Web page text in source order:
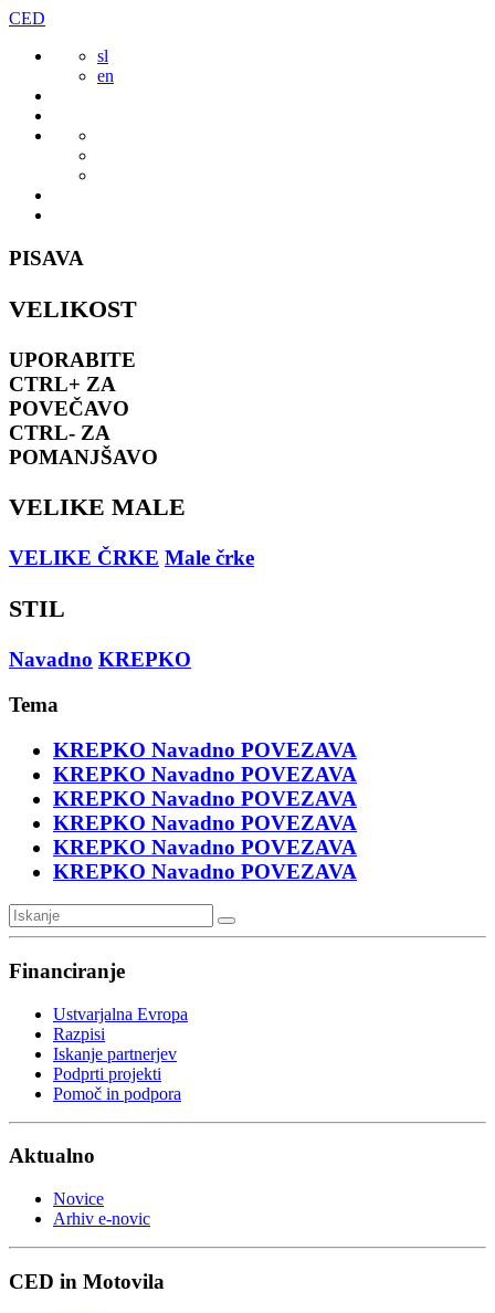
Preskoči
vsebine
CED
sl
en
PISAVA
VELIKOST
UPORABITE
CTRL+ ZA
POVEČAVO
CTRL- ZA
POMANJŠAVO
VELIKE MALE
VELIKE ČRKE Male črke
STIL
Navadno KREPKO
Tema
KREPKO Navadno POVEZAVA
KREPKO Navadno POVEZAVA
KREPKO Navadno POVEZAVA
KREPKO Navadno POVEZAVA
KREPKO Navadno POVEZAVA
KREPKO Navadno POVEZAVA
Financiranje
Ustvarjalna Evropa
Razpisi
Iskanje partnerjev
Podprti projekti
Pomoč in podpora
Aktualno
Novice
Arhiv e-novic
CED in Motovila